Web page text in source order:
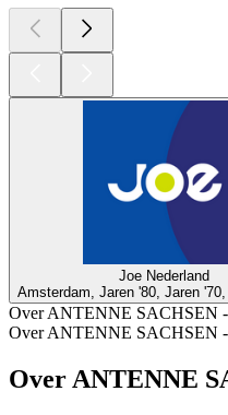
Joe Nederland
Amsterdam, Jaren '80, Jaren
Over ANTENNE SACHSEN -
Over ANTENNE SACHSEN -
Over ANTENNE